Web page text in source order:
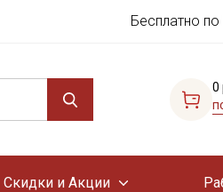
Бесплатно
0
Скидки и Акции